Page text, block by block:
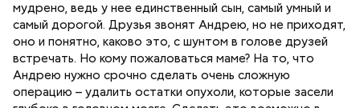
мудрено, ведь у нее единственный сын, самый умный и
самый дорогой. Друзья звонят Андрею, но не приходят,
оно и понятно, каково это, с шунтом в голове друзей
встречать. Но кому пожаловаться маме? На то, что
Андрею нужно срочно сделать очень сложную
операцию – удалить остатки опухоли, которые засели